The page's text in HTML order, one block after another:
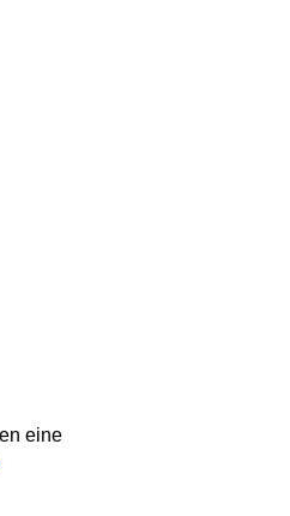
eine